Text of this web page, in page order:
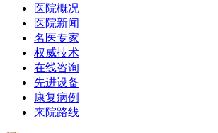
医院概况
医院新闻
名医专家
权威技术
在线咨询
先进设备
康复病例
来院路线